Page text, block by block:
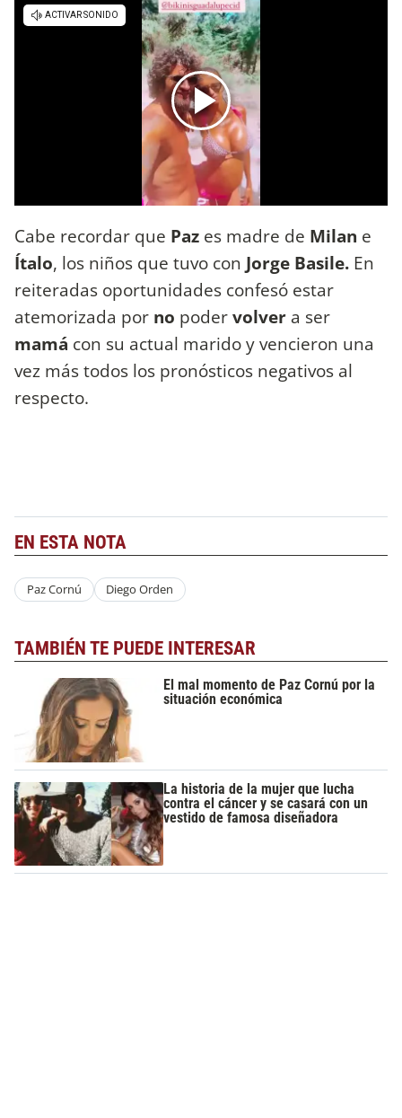
Cabe recordar que Paz es madre de Milan e
Ítalo, los niños que tuvo con Jorge Basile. En
reiteradas oportunidades confesó estar
atemorizada por no podervolver a ser
mamá con su actual marido y vencieron una
vez más todos los pronósticos negativos al
respecto.
EN ESTA NOTA
Paz Cornú Diego Orden
TAMBIÉN TE PUEDE INTERESAR
El mal momento de Paz Cornú por la
situación económica
La historia de la mujer que lucha
contra el cáncer y se casará con un
vestido de famosa diseñadora